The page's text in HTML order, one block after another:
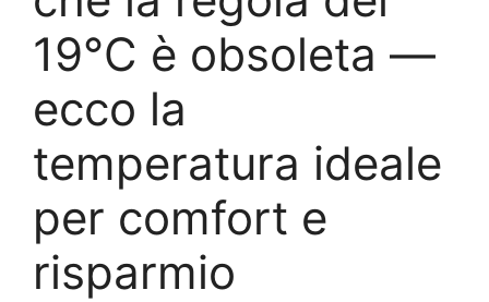
19°C è obsoleta —
ecco la
temperatura ideale
per comfort e
risparmio